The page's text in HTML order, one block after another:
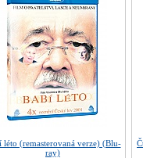
léto (remasterovaná verze) (Blu-
ray)